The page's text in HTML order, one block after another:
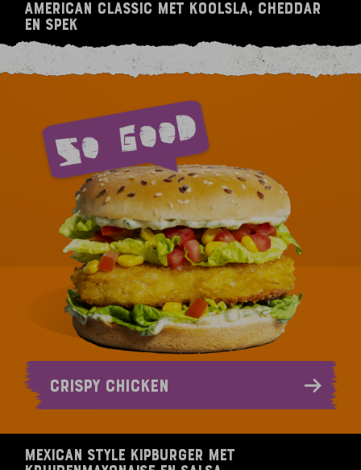
American classic met koolsla, cheddar
en spek
CRISPY CHICKEN
Mexican Style kipburger met